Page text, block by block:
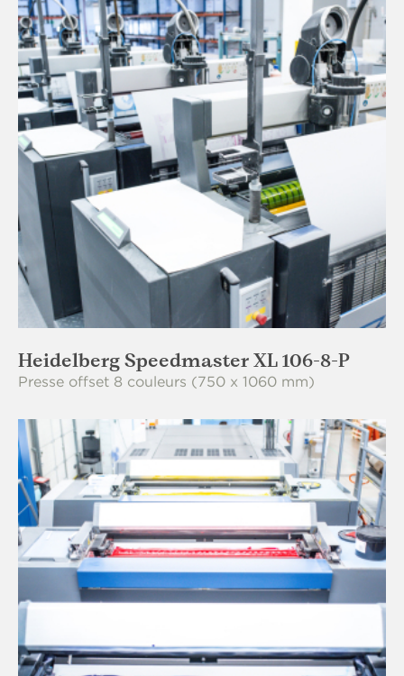
Heidelberg Speedmaster XL 106-8-P
Presse offset 8 couleurs (750 x 1060 mm)